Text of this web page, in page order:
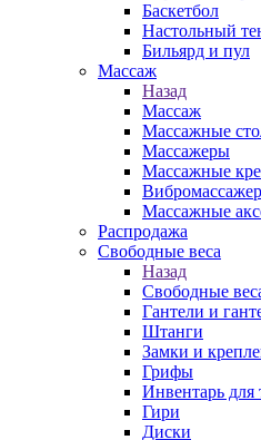
Баскетбол
Настольный
Бильярд и пул
Массаж
Назад
Массаж
Массажные
Массажеры
Массажные
Массажные
Распродажа
Свободные веса
Назад
Свободные
Гантели и
Штанги
Замки и
Грифы
Инвентарь для
Гири
Диски